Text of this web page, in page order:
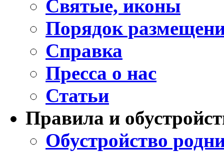
Святые, иконы
Порядок
Справка
Пресса о нас
Статьи
Правила и
Обустройство